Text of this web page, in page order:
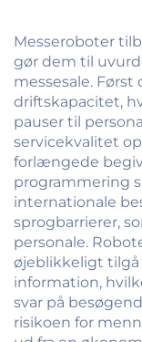
Messeroboter
gør dem til
messesale.
driftskapacitet,
pauser til
servicekvalitet
forlængede
programmering
internationale
sprogbarrierer,
personale.
øjeblikkeligt
information,
svar på
risikoen for